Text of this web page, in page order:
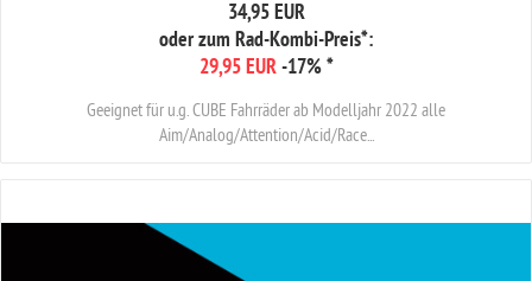
34,95 EUR
oder zum Rad-Kombi-Preis*:
29,95 EUR -17%*
Geeignet für u.g. CUBE Fahrräder ab Modelljahr 2022 alle
Aim/Analog/Attention/Acid/Race...